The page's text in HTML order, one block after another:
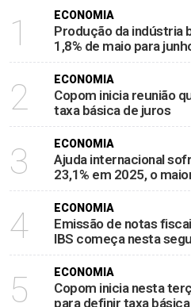
1 ECONOMIA
Produção da indústria
1,8% de maio para
2 ECONOMIA
Copom inicia reunião
taxa básica de juros
3 ECONOMIA
Ajuda internacional
23,1% em 2025, o
4 ECONOMIA
Emissão de notas
IBS começa nesta
5 ECONOMIA
Copom inicia nesta
para definir taxa